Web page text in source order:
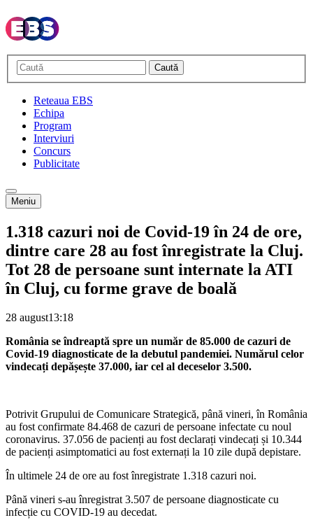
Caută
Reteaua EBS
Echipa
Program
Interviuri
Concurs
Publicitate
Meniu
1.318 cazuri noi de Covid-19 în 24 de ore,
dintre care 28 au fost înregistrate la Cluj.
Tot 28 de persoane sunt internate la ATI
în Cluj, cu forme grave de boală
28 august13:18
România se îndreaptă spre un număr de 85.000 de cazuri de
Covid-19 diagnosticate de la debutul pandemiei. Numărul celor
vindecați depășește 37.000, iar cel al deceselor 3.500.
Potrivit Grupului de Comunicare Strategică, până vineri, în România
au fost confirmate 84.468 de cazuri de persoane infectate cu noul
coronavirus. 37.056 de pacienți au fost declarați vindecați și 10.344
de pacienți asimptomatici au fost externați la 10 zile după depistare.
În ultimele 24 de ore au fost înregistrate 1.318 cazuri noi.
Până vineri s-au înregistrat 3.507 de persoane diagnosticate cu
infecție cu COVID-19 au decedat.